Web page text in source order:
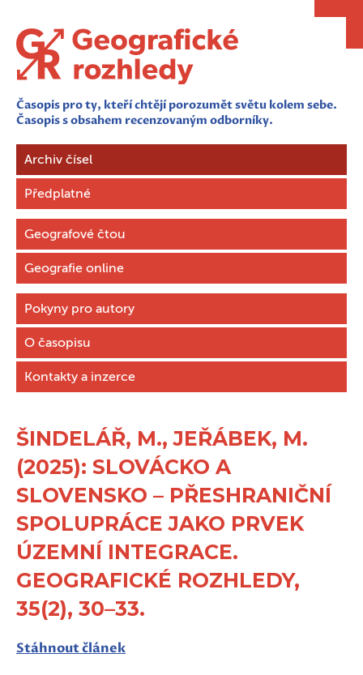
Časopis pro ty, kteří chtějí porozumět světu kolem sebe.
Časopis s obsahem recenzovaným odborníky.
Archiv čísel
Předplatné
Geografové čtou
Geografie online
Pokyny pro autory
O časopisu
Kontakty a inzerce
ŠINDELÁŘ, M., JEŘÁBEK, M.
(2025): SLOVÁCKO A
SLOVENSKO – PŘESHRANIČNÍ
SPOLUPRÁCE JAKO PRVEK
ÚZEMNÍ INTEGRACE.
GEOGRAFICKÉ ROZHLEDY,
35(2), 30–33.
Stáhnout článek